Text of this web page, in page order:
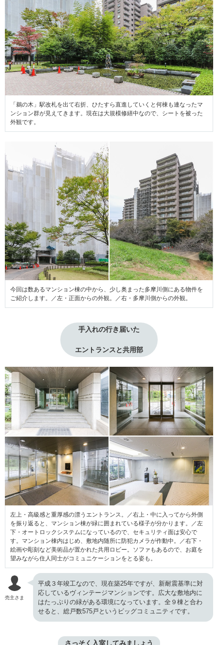
「鵜の木」駅改札を出て右折、ひたすら直進していくと何棟も連なったマ
ンション群が見えてきます。現在は大規模修繕中なので、シートを被った
外観です。
今回は数あるマンション棟の中から、少し奥まった多摩川側にある物件を
ご紹介します。／左・正面からの外観。／右・多摩川側からの外観。
手入れの行き届いた
エントランスと共用部
左上・高級感と重厚感の漂うエントランス。／右上・中に入ってから外側
を振り返ると、マンション棟が緑に囲まれている様子が分かります。／左
下・オートロックシステムになっているので、セキュリティ面は安心で
す。マンション棟内はじめ、敷地内随所に防犯カメラが作動中。／右下・
絵画や彫刻など美術品が置かれた共用ロビー。ソファもあるので、お庭を
望みながら住人同士がコミュニケーションをとる姿も。
売主さま
平成３年竣工なので、現在築25年ですが、新耐震基準に対
応しているヴィンテージマンションです。広大な敷地内に
はたっぷりの緑がある環境になっています。全９棟と合わ
せると、総戸数575戸というビッグコミュニティです。
さっそく入室してみましょう